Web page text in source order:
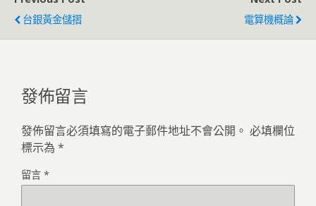
台銀黃金儲摺
電算機概論
發佈留言
發佈留言必須填寫的電子郵件地址不會公開。 必填欄位
標示為 *
留言 *